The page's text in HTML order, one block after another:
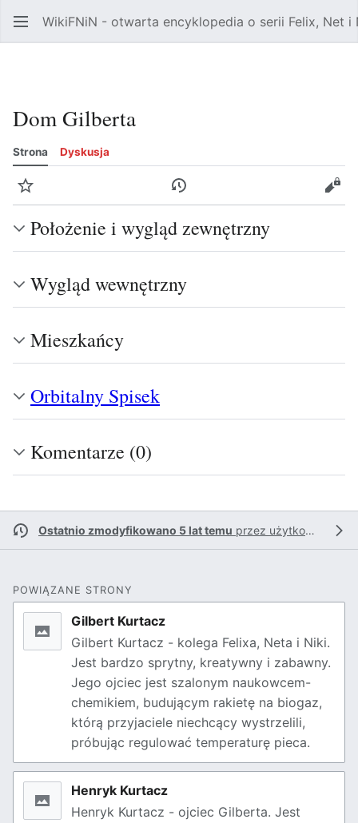
WikiFNiN - otwarta encyklopedia o serii Felix, Net i
Dom Gilberta
Strona Dyskusja
Obserwuj Wyświetl historię Kod
Położenie i wygląd zewnętrzny
Wygląd wewnętrzny
Mieszkańcy
Orbitalny Spisek
Komentarze (0)
Ostatnio zmodyfikowano 5 lat temu przez użytkownika Anonimowy fan
POWIĄZANE STRONY
Gilbert Kurtacz
Gilbert Kurtacz - kolega Felixa, Neta i Niki.
Jest bardzo sprytny, kreatywny i zabawny.
Jego ojciec jest szalonym naukowcem-
chemikiem, budującym rakietę na biogaz,
którą przyjaciele niechcący wystrzelili,
próbując regulować temperaturę pieca.
Henryk Kurtacz
Henryk Kurtacz - ojciec Gilberta. Jest